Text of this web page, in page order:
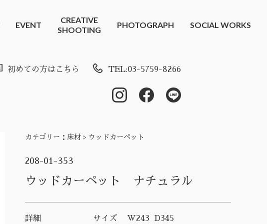
EVENT
CREATIVE
SHOOTING
PHOTOGRAPH SOCIAL WORKS
初めての方はこちら TEL:03-5759-8266
カテゴリー： 床材 > ウッドカーペット
208-01-353
ウッドカーペット ナチュラル
詳細 サイズ W243 D345